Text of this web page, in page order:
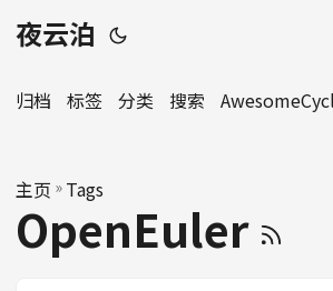
夜云泊
归档 标签 分类 搜索
主页 » Tags
OpenEuler